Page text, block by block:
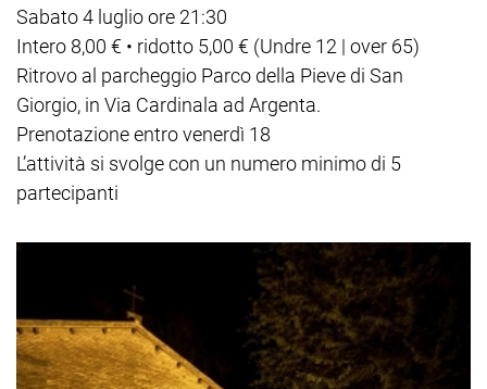
Sabato 4 luglio ore 21:30
Intero 8,00 € • ridotto 5,00 € (Undre 12 | over 65)
Ritrovo al parcheggio Parco della Pieve di San
Giorgio, in Via Cardinala ad Argenta.
Prenotazione entro venerdì 18
L’attività si svolge con un numero minimo di 5
partecipanti